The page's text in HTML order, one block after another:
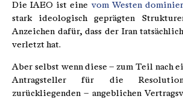
Die IAEO ist eine vom Westen
stark ideologisch geprägten
Anzeichen dafür, dass der Iran
verletzt hat.
Aber selbst wenn diese – zum Teil nach
Antragsteller für die
zurückliegenden – angeblichen